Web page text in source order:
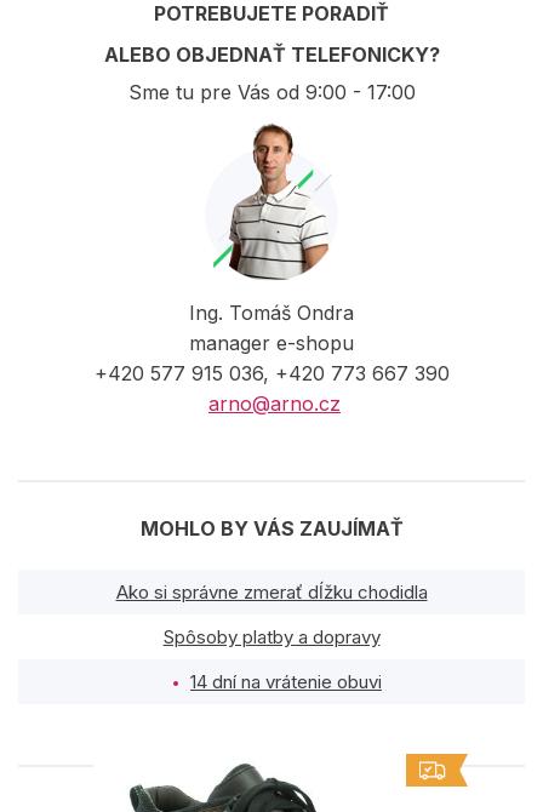
POTREBUJETE PORADIŤ
ALEBO OBJEDNAŤ TELEFONICKY?
Sme tu pre Vás od 9:00 - 17:00
Ing. Tomáš Ondra
manager e-shopu
+420 577 915 036, +420 773 667 390
arno@arno.cz
MOHLO BY VÁS ZAUJÍMAŤ
Ako si správne zmerať dĺžku chodidla
Spôsoby platby a dopravy
14 dní na vrátenie obuvi